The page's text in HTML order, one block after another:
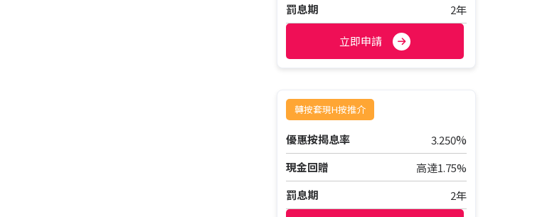
罰息期
2年
立即申請
轉按套現H按推介
優惠按揭息率 3.250%
現金回贈
高達1.75%
罰息期
2年